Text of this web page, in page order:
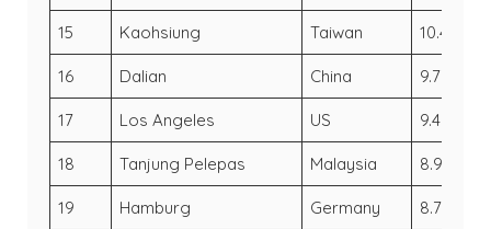
15 Kaohsiung Taiwan 10.45
16 Dalian China 9.77
17 Los Angeles US 9.46
18 Tanjung Pelepas Malaysia 8.96
19 Hamburg Germany 8.77